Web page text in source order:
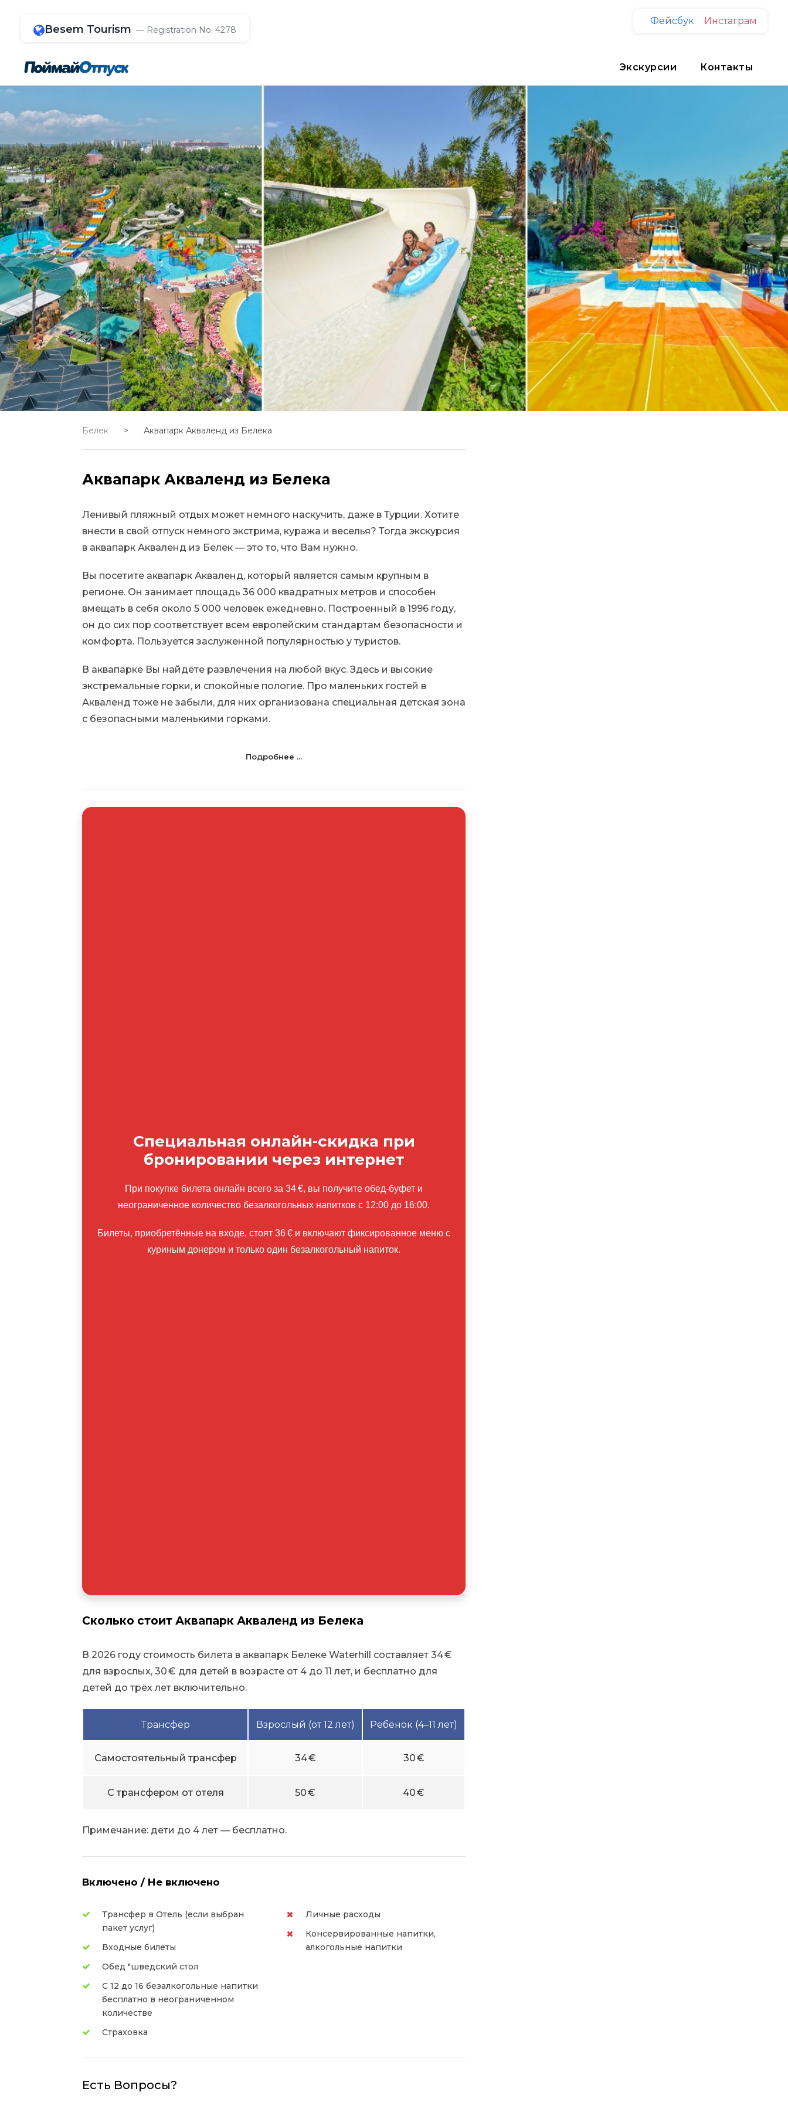
Besem Tourism — Registration No: 4278
Фейсбук Инстаграм
Экскурсии Контакты
Белек > Аквапарк Акваленд из Белека
Аквапарк Акваленд из Белека
Ленивый пляжный отдых может немного наскучить, даже в Турции. Хотите
внести в свой отпуск немного экстрима, куража и веселья? Тогда экскурсия
в аквапарк Акваленд из Белек — это то, что Вам нужно.
Вы посетите аквапарк Акваленд, который является самым крупным в
регионе. Он занимает площадь 36 000 квадратных метров и способен
вмещать в себя около 5 000 человек ежедневно. Построенный в 1996 году,
он до сих пор соответствует всем европейским стандартам безопасности и
комфорта. Пользуется заслуженной популярностью у туристов.
В аквапарке Вы найдёте развлечения на любой вкус. Здесь и высокие
экстремальные горки, и спокойные пологие. Про маленьких гостей в
Акваленд тоже не забыли, для них организована специальная детская зона
с безопасными маленькими горками.
Подробнее ...
Специальная онлайн-скидка при
бронировании через интернет
При покупке билета онлайн всего за 34 €, вы получите обед-буфет и
неограниченное количество безалкогольных напитков с 12:00 до 16:00.
Билеты, приобретённые на входе, стоят 36 € и включают фиксированное меню с
куриным донером и только один безалкогольный напиток.
Сколько стоит Аквапарк Акваленд из Белека
В 2026 году стоимость билета в аквапарк Белеке Waterhill составляет 34 €
для взрослых, 30 € для детей в возрасте от 4 до 11 лет, и бесплатно для
детей до трёх лет включительно.
Трансфер Взрослый (от 12 лет) Ребёнок (4–11 лет)
Самостоятельный трансфер 34 € 30 €
С трансфером от отеля 50 € 40 €
Примечание: дети до 4 лет — бесплатно.
Включено / Не включено
Трансфер в Отель (если выбран
пакет услуг)
Входные билеты
Обед "шведский стол
С 12 до 16 безалкогольные напитки
бесплатно в неограниченном
количестве
Страховка
Личные расходы
Консервированные напитки,
алкогольные напитки
Есть Вопросы?